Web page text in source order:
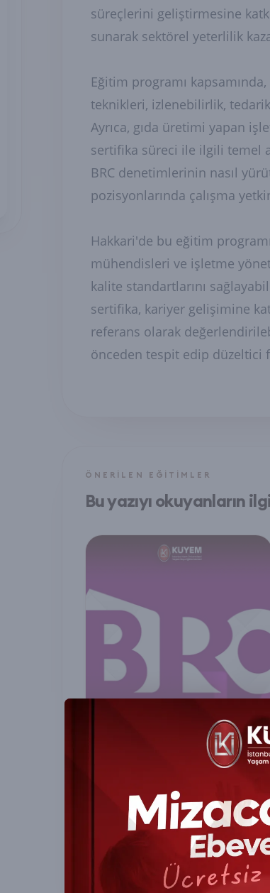
süreçlerini geliştirmesine
sunarak sektörel yeterlilik
Eğitim programı
teknikleri, izlenebilirlik,
Ayrıca, gıda üretimi yapan
sertifika süreci ile ilgili temel
BRC denetimlerinin nasıl
pozisyonlarında çalışma
Hakkari'de bu eğitim
mühendisleri ve işletme
kalite standartlarını
sertifika, kariyer gelişimine
referans olarak
önceden tespit edip düzeltici
ÖNERILEN EĞITIMLER
Bu yazıyı okuyanların
Brc (The British Retail
Consortium) Sertifika
Programı
sertifika.kent.edu.tr ₺2.499,00